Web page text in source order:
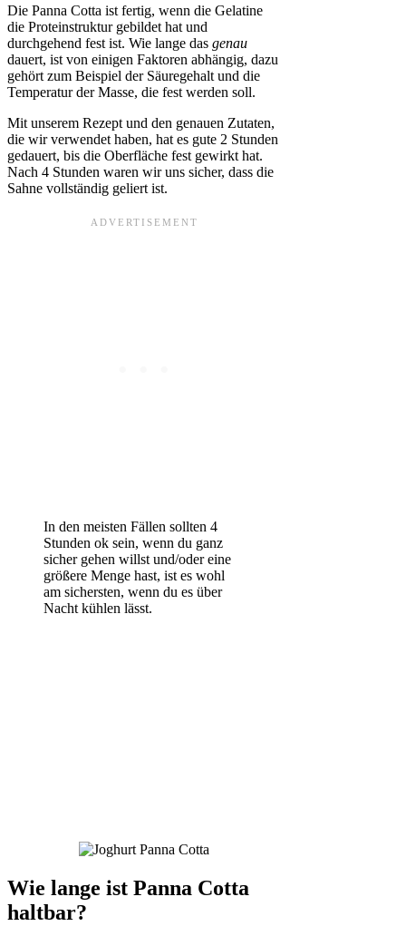
Die Panna Cotta ist fertig, wenn die Gelatine
die Proteinstruktur gebildet hat und
durchgehend fest ist. Wie lange das genau
dauert, ist von einigen Faktoren abhängig, dazu
gehört zum Beispiel der Säuregehalt und die
Temperatur der Masse, die fest werden soll.
Mit unserem Rezept und den genauen Zutaten,
die wir verwendet haben, hat es gute 2 Stunden
gedauert, bis die Oberfläche fest gewirkt hat.
Nach 4 Stunden waren wir uns sicher, dass die
Sahne vollständig geliert ist.
In den meisten Fällen sollten 4
Stunden ok sein, wenn du ganz
sicher gehen willst und/oder eine
größere Menge hast, ist es wohl
am sichersten, wenn du es über
Nacht kühlen lässt.
Wie lange ist Panna Cotta
haltbar?